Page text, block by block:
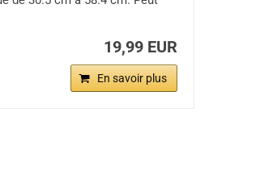
19,99 EUR
En savoir plus